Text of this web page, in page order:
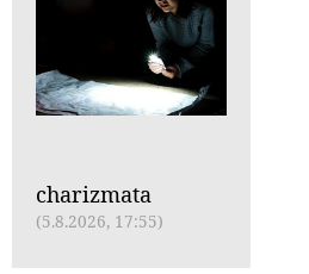
charizmata
(5.8.2026, 17:55)